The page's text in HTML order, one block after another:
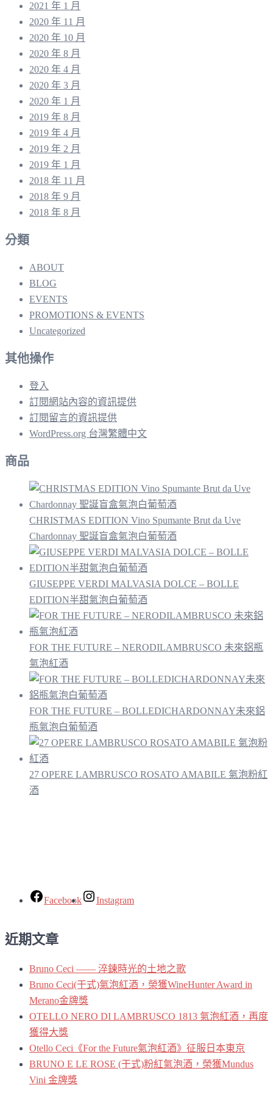
2021 年 1 月
2020 年 11 月
2020 年 10 月
2020 年 8 月
2020 年 4 月
2020 年 3 月
2020 年 1 月
2019 年 8 月
2019 年 4 月
2019 年 2 月
2019 年 1 月
2018 年 11 月
2018 年 9 月
2018 年 8 月
分類
ABOUT
BLOG
EVENTS
PROMOTIONS & EVENTS
Uncategorized
其他操作
登入
訂閱網站內容的資訊提供
訂閱留言的資訊提供
WordPress.org 台灣繁體中文
商品
CHRISTMAS EDITION Vino Spumante Brut da Uve
Chardonnay 聖誕盲盒氣泡白葡萄酒
GIUSEPPE VERDI MALVASIA DOLCE – BOLLE
EDITION半甜氣泡白葡萄酒
FOR THE FUTURE – NERODILAMBRUSCO 未來鋁瓶
氣泡紅酒
FOR THE FUTURE – BOLLEDICHARDONNAY未來鋁
瓶氣泡白葡萄酒
27 OPERE LAMBRUSCO ROSATO AMABILE 氣泡粉紅
酒
Facebook Instagram
近期文章
Bruno Ceci —— 淬鍊時光的土地之歌
Bruno Ceci(干式)氣泡紅酒，榮獲WineHunter Award in
Merano金牌獎
OTELLO NERO DI LAMBRUSCO 1813 氣泡紅酒，再度
獲得大獎
Otello Ceci《For the Future氣泡紅酒》征服日本東京
BRUNO E LE ROSE (干式)粉紅氣泡酒，榮獲Mundus
Vini 金牌獎